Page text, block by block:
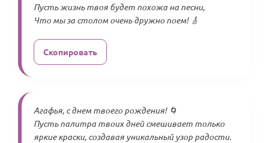
Пусть жизнь твоя будет похожа на песни,
Что мы за столом очень дружно поем! 🎸
Скопировать
Агафья, с днем твоего рождения! 🌀
Пусть палитра твоих дней смешивает только
яркие краски, создавая уникальный узор радости.